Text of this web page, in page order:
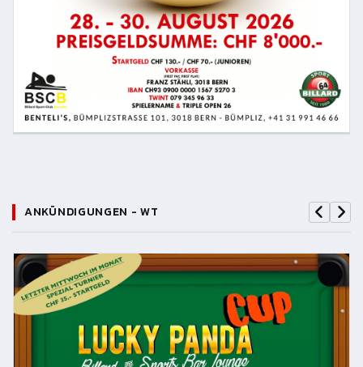
ANKÜNDIGUNGEN - WT